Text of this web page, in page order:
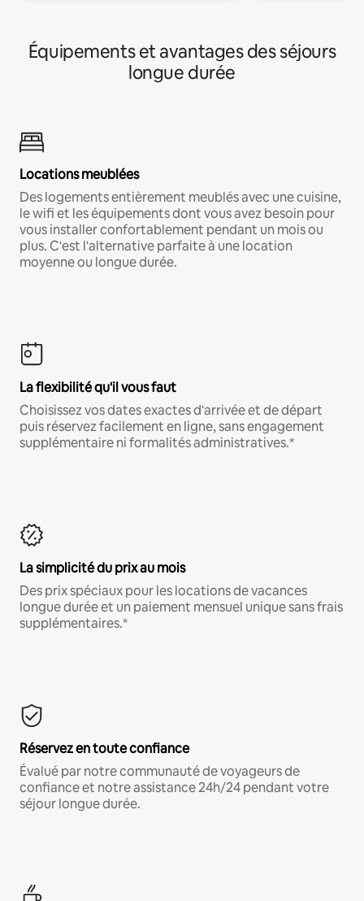
Équipements et avantages des séjours
longue durée
Locations meublées
Des logements entièrement meublés avec une cuisine,
le wifi et les équipements dont vous avez besoin pour
vous installer confortablement pendant un mois ou
plus. C'est l'alternative parfaite à une location
moyenne ou longue durée.
La flexibilité qu'il vous faut
Choisissez vos dates exactes d'arrivée et de départ
puis réservez facilement en ligne, sans engagement
supplémentaire ni formalités administratives.*
La simplicité du prix au mois
Des prix spéciaux pour les locations de vacances
longue durée et un paiement mensuel unique sans frais
supplémentaires.*
Réservez en toute confiance
Évalué par notre communauté de voyageurs de
confiance et notre assistance 24h/24 pendant votre
séjour longue durée.